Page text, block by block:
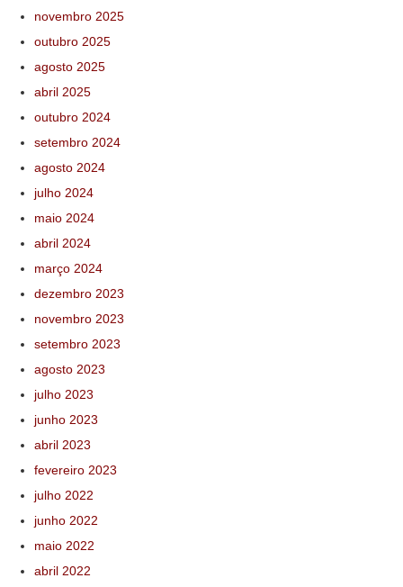
novembro 2025
outubro 2025
agosto 2025
abril 2025
outubro 2024
setembro 2024
agosto 2024
julho 2024
maio 2024
abril 2024
março 2024
dezembro 2023
novembro 2023
setembro 2023
agosto 2023
julho 2023
junho 2023
abril 2023
fevereiro 2023
julho 2022
junho 2022
maio 2022
abril 2022